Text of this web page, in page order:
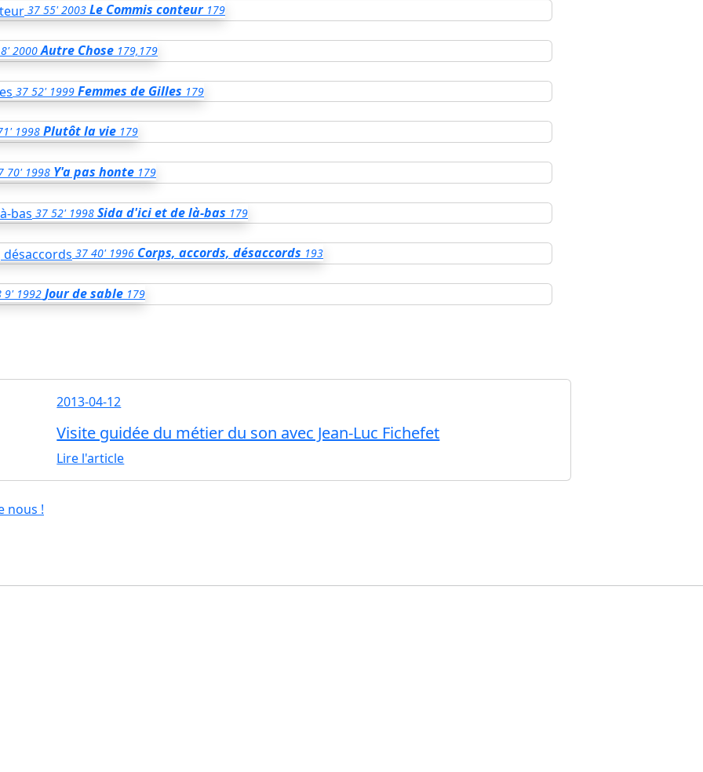
37 55' 2003 Le Commis conteur 179
8' 2000 Autre Chose 179,179
37 52' 1999 Femmes de Gilles 179
1998 Plutôt la vie 179
70' 1998 Y'a pas honte 179
37 52' 1998 Sida d'ici et de là-bas 179
37 40' 1996 Corps, accords, désaccords 193
9' 1992 Jour de sable 179
2013-04-12
Visite guidée du métier du son avec Jean-Luc Fichefet
Lire l'article
nous !